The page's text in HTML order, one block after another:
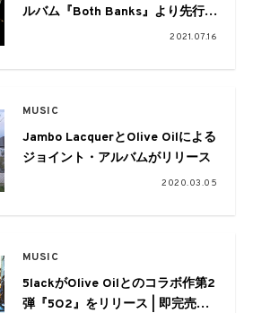
ルバム『Both Banks』より先行シ
ングル「Both Banks」が配信2021.07.16
MUSIC
Jambo LacquerとOlive Oilによる
ジョイント・アルバムがリリース
2020.03.05
MUSIC
5lackがOlive Oilとのコラボ作第2
弾『5O2』をリリース | 即完売と